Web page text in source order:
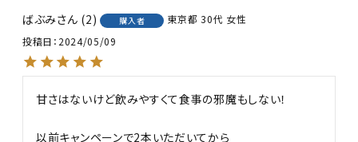
ばぶみ 2 購入者 東京都 30代 女性
投稿日 2024/05/09
甘さはないけど飲みやすくて食事の邪魔もしない！
以前キャンペーンで2本いただいてから